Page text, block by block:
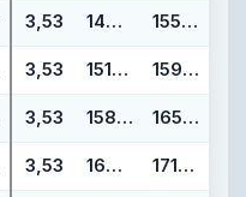
3,53 148,82 155,88
3,53 151,99 159,05
3,53 158,34 165,40
3,53 164,69 171,75